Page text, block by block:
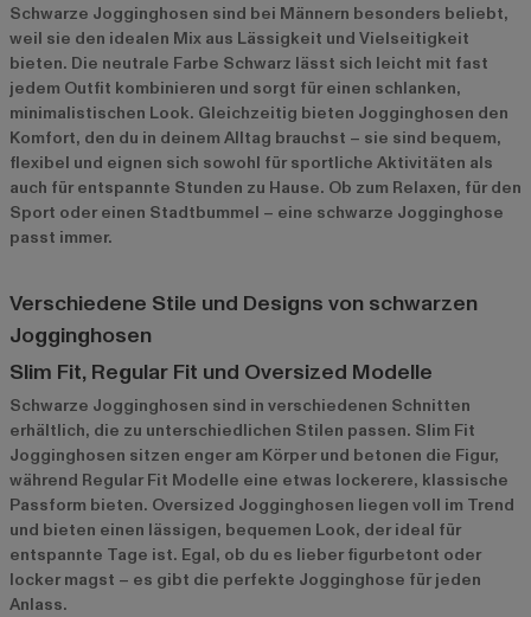
Schwarze Jogginghosen sind bei Männern besonders beliebt,
weil sie den idealen Mix aus Lässigkeit und Vielseitigkeit
bieten. Die neutrale Farbe Schwarz lässt sich leicht mit fast
jedem Outfit kombinieren und sorgt für einen schlanken,
minimalistischen Look. Gleichzeitig bieten Jogginghosen den
Komfort, den du in deinem Alltag brauchst – sie sind bequem,
flexibel und eignen sich sowohl für sportliche Aktivitäten als
auch für entspannte Stunden zu Hause. Ob zum Relaxen, für den
Sport oder einen Stadtbummel – eine schwarze Jogginghose
passt immer.
Verschiedene Stile und Designs von schwarzen
Jogginghosen
Slim Fit, Regular Fit und Oversized Modelle
Schwarze Jogginghosen sind in verschiedenen Schnitten
erhältlich, die zu unterschiedlichen Stilen passen. Slim Fit
Jogginghosen sitzen enger am Körper und betonen die Figur,
während Regular Fit Modelle eine etwas lockerere, klassische
Passform bieten. Oversized Jogginghosen liegen voll im Trend
und bieten einen lässigen, bequemen Look, der ideal für
entspannte Tage ist. Egal, ob du es lieber figurbetont oder
locker magst – es gibt die perfekte Jogginghose für jeden
Anlass.